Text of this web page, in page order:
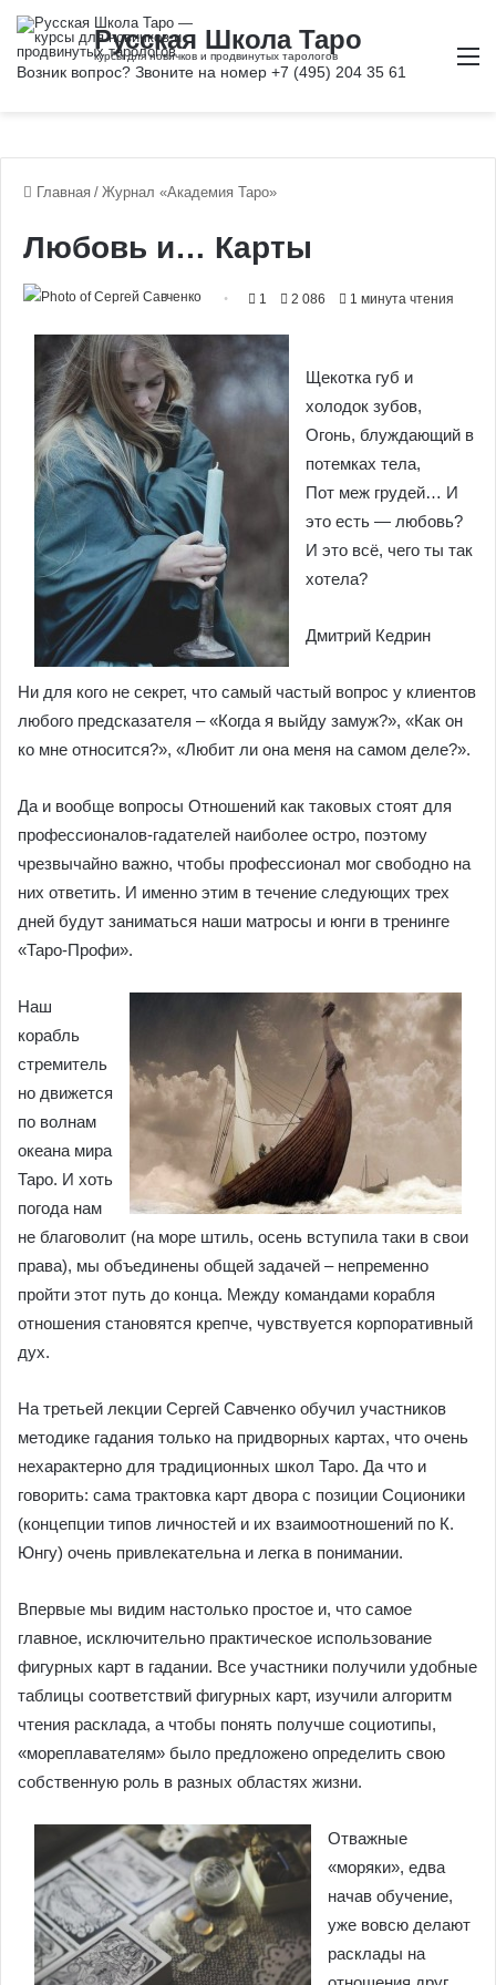
Главная / Журнал «Академия Таро»
Любовь и… Карты
1 2 086 1 минута чтения
Щекотка губ и
холодок зубов,
Огонь, блуждающий в
потемках тела,
Пот меж грудей… И
это есть — любовь?
И это всё, чего ты так
хотела?
Дмитрий Кедрин
Ни для кого не секрет, что самый частый вопрос у клиентов
любого предсказателя – «Когда я выйду замуж?», «Как он
ко мне относится?», «Любит ли она меня на самом деле?».
Да и вообще вопросы Отношений как таковых стоят для
профессионалов-гадателей наиболее остро, поэтому
чрезвычайно важно, чтобы профессионал мог свободно на
них ответить. И именно этим в течение следующих трех
дней будут заниматься наши матросы и юнги в тренинге
«Таро-Профи».
Наш
корабль
стремитель
но движется
по волнам
океана мира
Таро. И хоть
погода нам
не благоволит (на море штиль, осень вступила таки в свои
права), мы объединены общей задачей – непременно
пройти этот путь до конца. Между командами корабля
отношения становятся крепче, чувствуется корпоративный
дух.
На третьей лекции Сергей Савченко обучил участников
методике гадания только на придворных картах, что очень
нехарактерно для традиционных школ Таро. Да что и
говорить: сама трактовка карт двора с позиции Соционики
(концепции типов личностей и их взаимоотношений по К.
Юнгу) очень привлекательна и легка в понимании.
Впервые мы видим настолько простое и, что самое
главное, исключительно практическое использование
фигурных карт в гадании. Все участники получили удобные
таблицы соответствий фигурных карт, изучили алгоритм
чтения расклада, а чтобы понять получше социотипы,
«мореплавателям» было предложено определить свою
собственную роль в разных областях жизни.
Отважные
«моряки», едва
начав обучение,
уже вовсю делают
расклады на